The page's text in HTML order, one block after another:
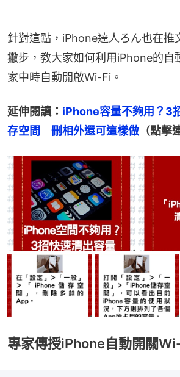
針對這點，iPhone達人ろん也在推
撇步，教大家如何利用iPhone的自
家中時自動開啟Wi-Fi。
延伸閱讀： iPhone容量不夠用？3
存空間　刪相外還可這樣做 （點擊
專家傳授iPhone自動開關